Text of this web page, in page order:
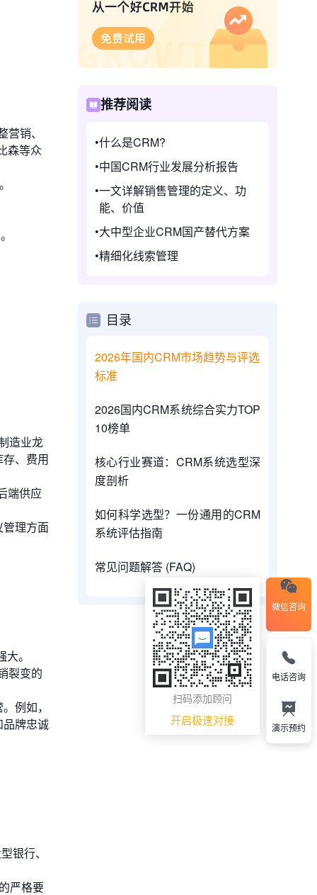
销、
森等众
造业龙
、费用
端供应
管理方面
。
裂变的
例如，
牌忠诚
银行、
严格要
推荐阅读
什么是CRM?
中国CRM行业发展分析报告
一文详解销售管理的定义、功
能、价值
大中型企业CRM国产替代方案
精细化线索管理
目录
2026年国内CRM市场趋势与评选
标准
2026国内CRM系统综合实力TOP
10榜单
核心行业赛道：CRM系统选型深
度剖析
如何科学选型？一份通用的CRM
系统评估指南
常见问题解答 (FAQ)
微信咨询
扫码添加顾问
开启极速对接
电话咨询
演示预约